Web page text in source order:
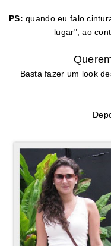
PS: quando eu falo
lugar", ao
Basta fazer um look